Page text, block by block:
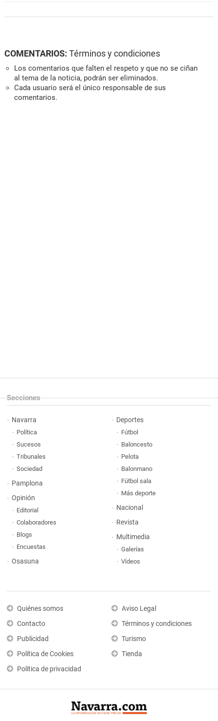
COMENTARIOS: Términos y condiciones
Los comentarios que falten el respeto y que no se ciñan
al tema de la noticia, podrán ser eliminados.
Cada usuario será el único responsable de sus
comentarios.
Secciones
Navarra
Política
Sucesos
Tribunales
Sociedad
Pamplona
Opinión
Editorial
Colaboradores
Blogs
Encuestas
Osasuna
Deportes
Fútbol
Baloncesto
Pelota
Balonmano
Fútbol sala
Más deporte
Nacional
Revista
Multimedia
Galerías
Vídeos
Quiénes somos
Contacto
Publicidad
Política de Cookies
Política de privacidad
Aviso Legal
Términos y condiciones
Turismo
Tienda